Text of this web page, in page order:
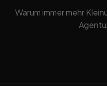
Warum immer mehr